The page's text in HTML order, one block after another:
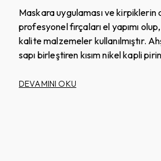
Maskara uygulaması ve kirpiklerin
profesyonel fırçaları el yapımı
kalite malzemeler kullanılmıştır.
sapı birleştiren kısım nikel kapli
DEVAMINI OKU